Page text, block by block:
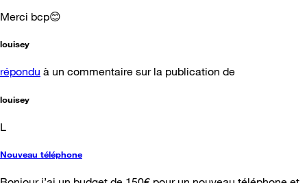
Merci bcp😊
louisey
répondu à un commentaire sur la publication de
louisey
L
Nouveau téléphone